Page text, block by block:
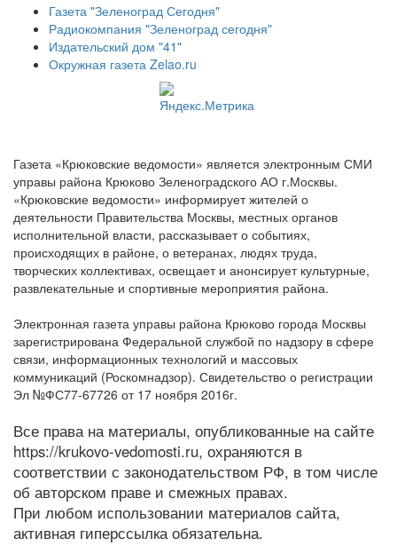
Газета "Зеленоград Сегодня"
Радиокомпания "Зеленоград сегодня"
Издательский дом "41"
Окружная газета Zelao.ru
Газета «Крюковские ведомости» является электронным СМИ
управы района Крюково Зеленоградского АО г.Москвы.
«Крюковские ведомости» информирует жителей о
деятельности Правительства Москвы, местных органов
исполнительной власти, рассказывает о событиях,
происходящих в районе, о ветеранах, людях труда,
творческих коллективах, освещает и анонсирует культурные,
развлекательные и спортивные мероприятия района.
Электронная газета управы района Крюково города Москвы
зарегистрирована Федеральной службой по надзору в сфере
связи, информационных технологий и массовых
коммуникаций (Роскомнадзор). Свидетельство о регистрации
Эл №ФС77-67726 от 17 ноября 2016г.
Все права на материалы, опубликованные на сайте
https://krukovo-vedomosti.ru, охраняются в
соответствии с законодательством РФ, в том числе
об авторском праве и смежных правах.
При любом использовании материалов сайта,
активная гиперссылка обязательна.